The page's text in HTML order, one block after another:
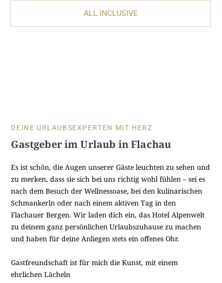
ALL INCLUSIVE
DEINE URLAUBSEXPERTEN MIT HERZ
Gastgeber im Urlaub in Flachau
Es ist schön, die Augen unserer Gäste leuchten zu sehen und
zu merken, dass sie sich bei uns richtig wohl fühlen – sei es
nach dem Besuch der Wellnessoase, bei den kulinarischen
Schmankerln oder nach einem aktiven Tag in den
Flachauer Bergen. Wir laden dich ein, das Hotel Alpenwelt
zu deinem ganz persönlichen Urlaubszuhause zu machen
und haben für deine Anliegen stets ein offenes Ohr.
Gastfreundschaft ist für mich die Kunst, mit einem
ehrlichen Lächeln